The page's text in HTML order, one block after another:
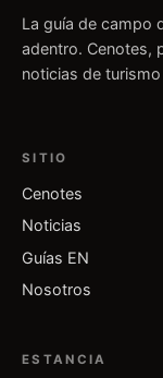
La guía de campo
adentro. Cenotes,
noticias de
SITIO
Cenotes
Noticias
Guías EN
Nosotros
ESTANCIA